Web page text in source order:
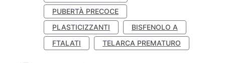
PUBERTÀ PRECOCE
PLASTICIZZANTI
BISFENOLO A
FTALATI
TELARCA PREMATURO